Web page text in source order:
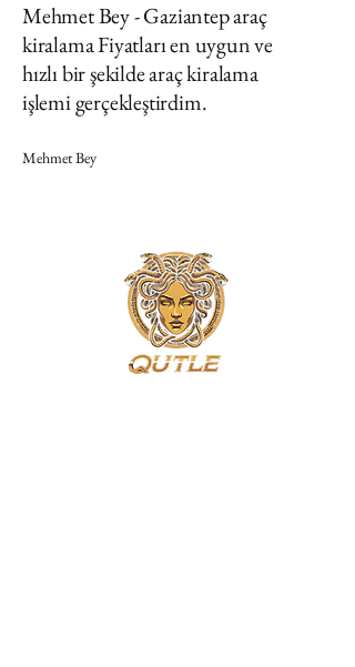
Mehmet Bey - Gaziantep araç
kiralama Fiyatları en uygun ve
hızlı bir şekilde araç kiralama
işlemi gerçekleştirdim.
Mehmet Bey